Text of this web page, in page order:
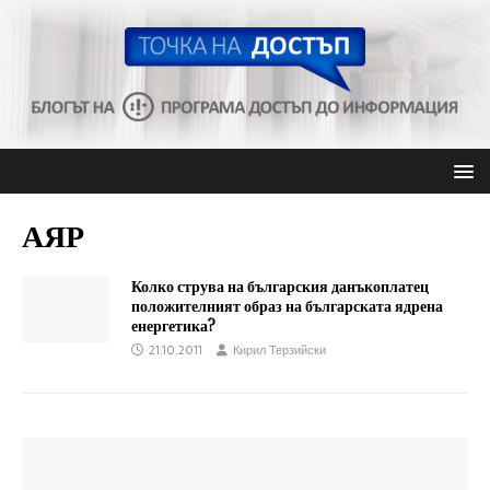
АЯР
Колко струва на българския данъкоплатец
положителният образ на българската ядрена
енергетика?
21.10.2011 Кирил Терзийски